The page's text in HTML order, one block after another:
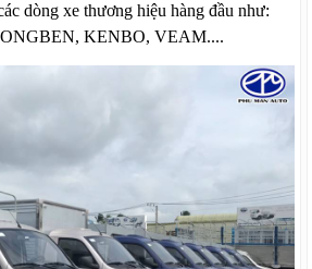
dòng xe thương hiệu hàng đầu như:
KENBO, VEAM....